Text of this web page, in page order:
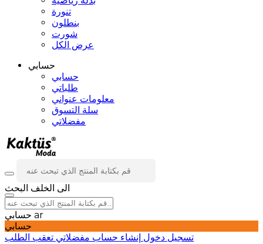
تنورة
بنطلون
شورت
عرض الكل
حسابي
حسابي
طلباتي
معلومات عنواني
سلة التسوق
مفضلاتي
الى الخلف البحث
ar
حسابي
تسجيل دخول إنشاء حساب مفضلاتي تعقب الطلب